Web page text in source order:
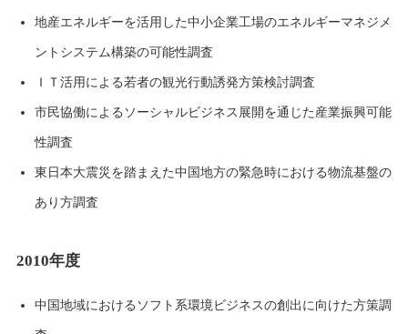
地産エネルギーを活用した中小企業工場のエネルギーマネジメ
ントシステム構築の可能性調査
ＩＴ活用による若者の観光行動誘発方策検討調査
市民協働によるソーシャルビジネス展開を通じた産業振興可能
性調査
東日本大震災を踏まえた中国地方の緊急時における物流基盤の
あり方調査
2010年度
中国地域におけるソフト系環境ビジネスの創出に向けた方策調